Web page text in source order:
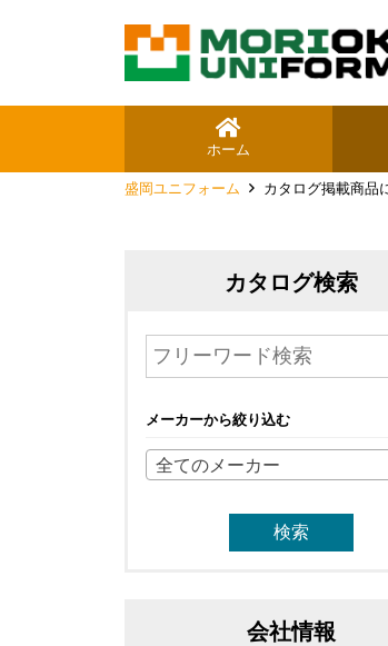
ホーム
盛岡ユニフォーム カタログ掲載商品
カタログ検索
メーカーから絞り込む
全てのメーカー
会社情報